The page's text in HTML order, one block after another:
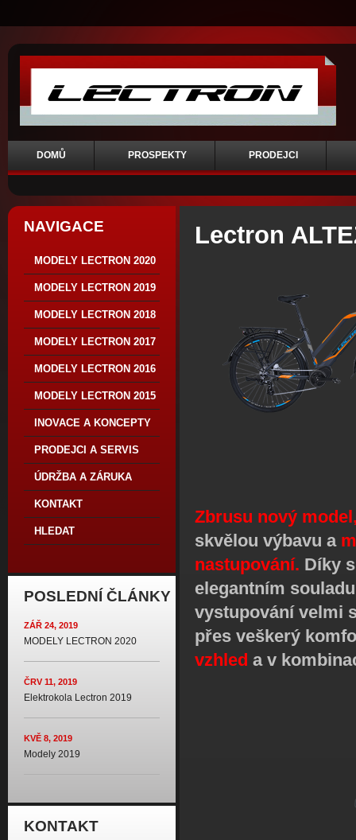
DOMŮ PROSPEKTY PRODEJCI
NAVIGACE
MODELY LECTRON 2020
MODELY LECTRON 2019
MODELY LECTRON 2018
MODELY LECTRON 2017
MODELY LECTRON 2016
MODELY LECTRON 2015
INOVACE A KONCEPTY
PRODEJCI A SERVIS
ÚDRŽBA A ZÁRUKA
KONTAKT
HLEDAT
POSLEDNÍ ČLÁNKY
ZÁŘ 24, 2019
MODELY LECTRON 2020
ČRV 11, 2019
Elektrokola Lectron 2019
KVĚ 8, 2019
Modely 2019
KONTAKT
Lectron
Zbrusu nový
skvělou výbavu a
nastupování. Díky
elegantním
vystupování velmi
přes veškerý
vzhled a v